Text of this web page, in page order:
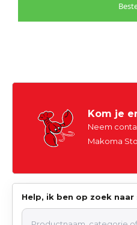
Kom je
Neem
Makoma
Help, ik ben op zoek